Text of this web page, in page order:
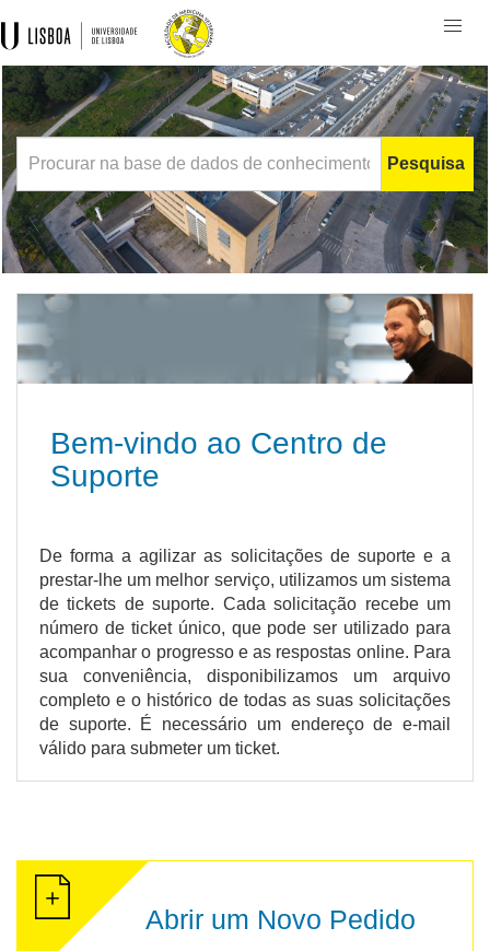
Pesquisa
Bem-vindo ao Centro de
Suporte
De forma a agilizar as solicitações de suporte e a
prestar-lhe um melhor serviço, utilizamos um sistema
de tickets de suporte. Cada solicitação recebe um
número de ticket único, que pode ser utilizado para
acompanhar o progresso e as respostas online. Para
sua conveniência, disponibilizamos um arquivo
completo e o histórico de todas as suas solicitações
de suporte. É necessário um endereço de e-mail
válido para submeter um ticket.
Abrir um Novo Pedido